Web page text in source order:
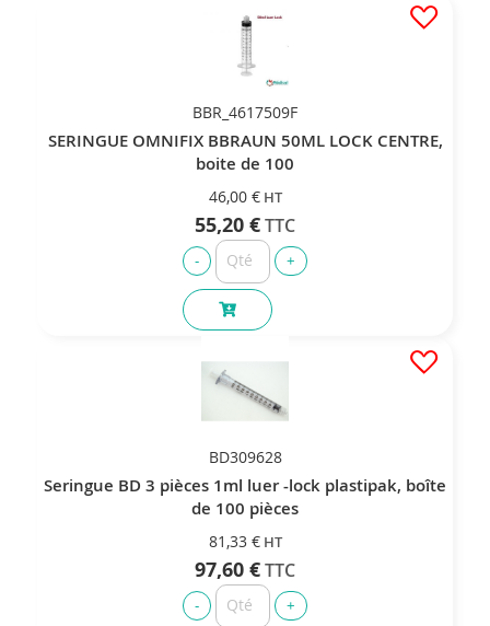
BBR_4617509F
SERINGUE OMNIFIX BBRAUN 50ML LOCK CENTRE,
boite de 100
46,00 €
55,20 €
BD309628
Seringue BD 3 pièces 1ml luer -lock plastipak, boîte
de 100 pièces
81,33 €
97,60 €